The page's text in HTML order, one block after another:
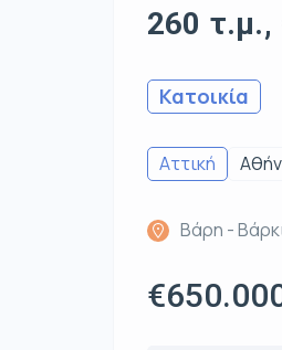
260 τ.μ.,
Κατοικία
Αττική
Βάρη -